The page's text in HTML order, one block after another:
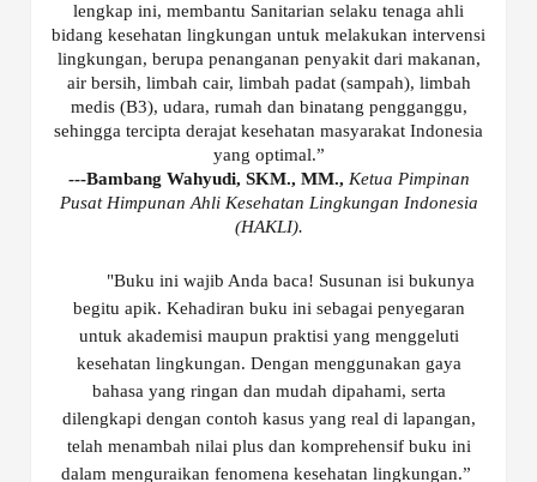
lengkap ini, membantu Sanitarian selaku tenaga ahli
bidang kesehatan lingkungan untuk melakukan intervensi
lingkungan, berupa penanganan penyakit dari makanan,
air bersih, limbah cair, limbah padat (sampah), limbah
medis (B3), udara, rumah dan binatang pengganggu,
sehingga tercipta derajat kesehatan masyarakat Indonesia
yang optimal.”
---Bambang Wahyudi, SKM., MM., Ketua Pimpinan
Pusat Himpunan Ahli Kesehatan Lingkungan Indonesia
(HAKLI).
"Buku ini wajib Anda baca! Susunan isi bukunya
begitu apik. Kehadiran buku ini sebagai penyegaran
untuk akademisi maupun praktisi yang menggeluti
kesehatan lingkungan. Dengan menggunakan gaya
bahasa yang ringan dan mudah dipahami, serta
dilengkapi dengan contoh kasus yang real di lapangan,
telah menambah nilai plus dan komprehensif buku ini
dalam menguraikan fenomena kesehatan lingkungan.”